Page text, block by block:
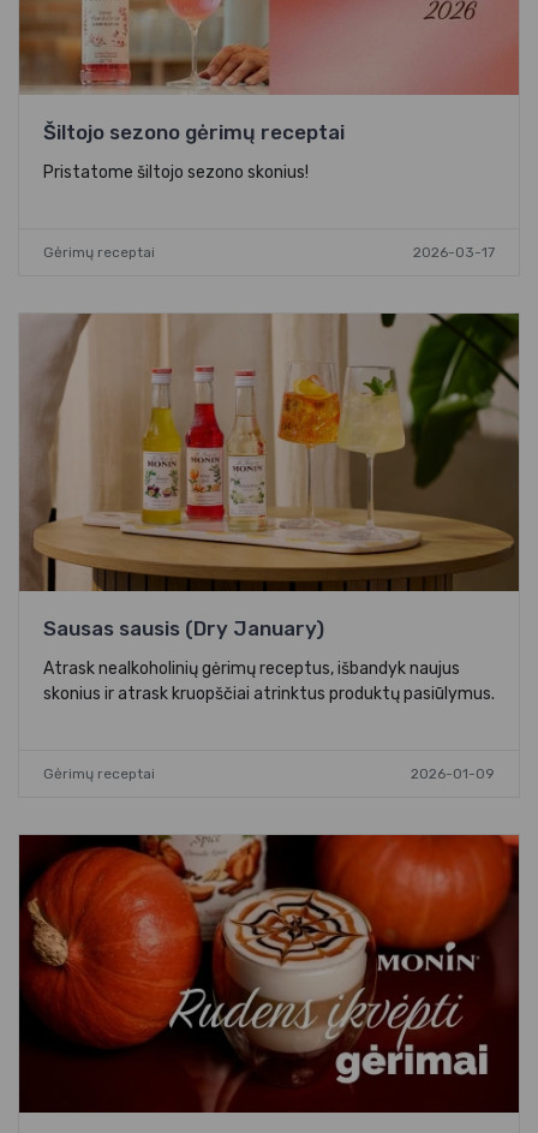
Šiltojo sezono gėrimų receptai
Pristatome šiltojo sezono skonius!
Gėrimų receptai 2026-03-17
Sausas sausis (Dry January)
Atrask nealkoholinių gėrimų receptus, išbandyk naujus
skonius ir atrask kruopščiai atrinktus produktų pasiūlymus.
Gėrimų receptai 2026-01-09